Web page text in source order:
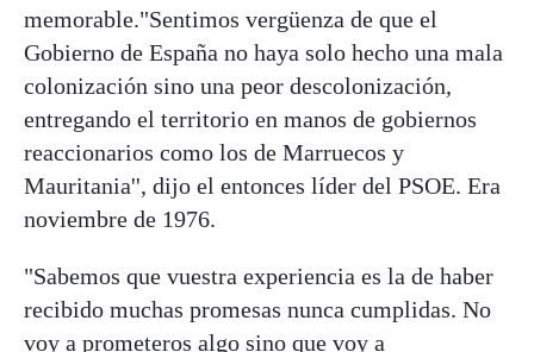
memorable."Sentimos vergüenza de que el
Gobierno de España no haya solo hecho una mala
colonización sino una peor descolonización,
entregando el territorio en manos de gobiernos
reaccionarios como los de Marruecos y
Mauritania'', dijo el entonces líder del PSOE. Era
noviembre de 1976.
"Sabemos que vuestra experiencia es la de haber
recibido muchas promesas nunca cumplidas. No
voy a prometeros algo sino que voy a